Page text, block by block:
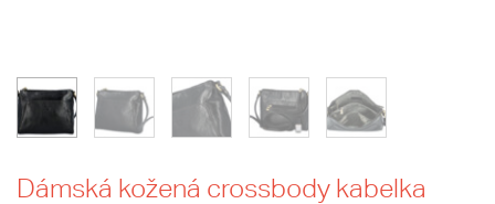
Dámská kožená crossbody kabelka